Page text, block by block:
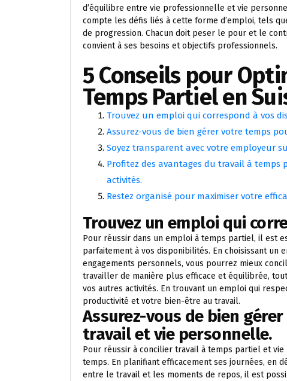
d’équilibre entre vie professionnelle et vie
compte les défis liés à cette forme d’emploi, tels
de progression. Chacun doit peser le pour et le
convient à ses besoins et objectifs professionnels.
5 Conseils pour
Temps Partiel en
Trouvez un emploi qui correspond à vos
Assurez-vous de bien gérer votre temps
Soyez transparent avec votre employeur
Profitez des avantages du travail à temps
activités.
Restez organisé pour maximiser votre
Trouvez un emploi qui
Pour réussir dans un emploi à temps partiel, il est
parfaitement à vos disponibilités. En choisissant un
engagements personnels, vous pourrez mieux
travailler de manière plus efficace et équilibrée,
vos autres activités. En trouvant un emploi qui
productivité et votre bien-être au travail.
Assurez-vous de bien
travail et vie personnelle.
Pour réussir à concilier travail à temps partiel et
temps. En planifiant efficacement ses journées, en
entre le travail et les moments de repos, il est